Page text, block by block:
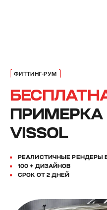
ПРИМЕРКА
VISSOL
РЕАЛИСТИЧНЫЕ РЕНДЕРЫ
100 + ДИЗАЙНОВ
СРОК ОТ 2 ДНЕЙ